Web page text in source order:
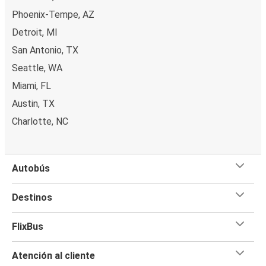
Phoenix-Tempe, AZ
Detroit, MI
San Antonio, TX
Seattle, WA
Miami, FL
Austin, TX
Charlotte, NC
Autobús
Destinos
FlixBus
Atención al cliente